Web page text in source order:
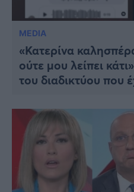
MEDIA
«Κατερίνα
ούτε μου λείπει
του διαδικτύου που